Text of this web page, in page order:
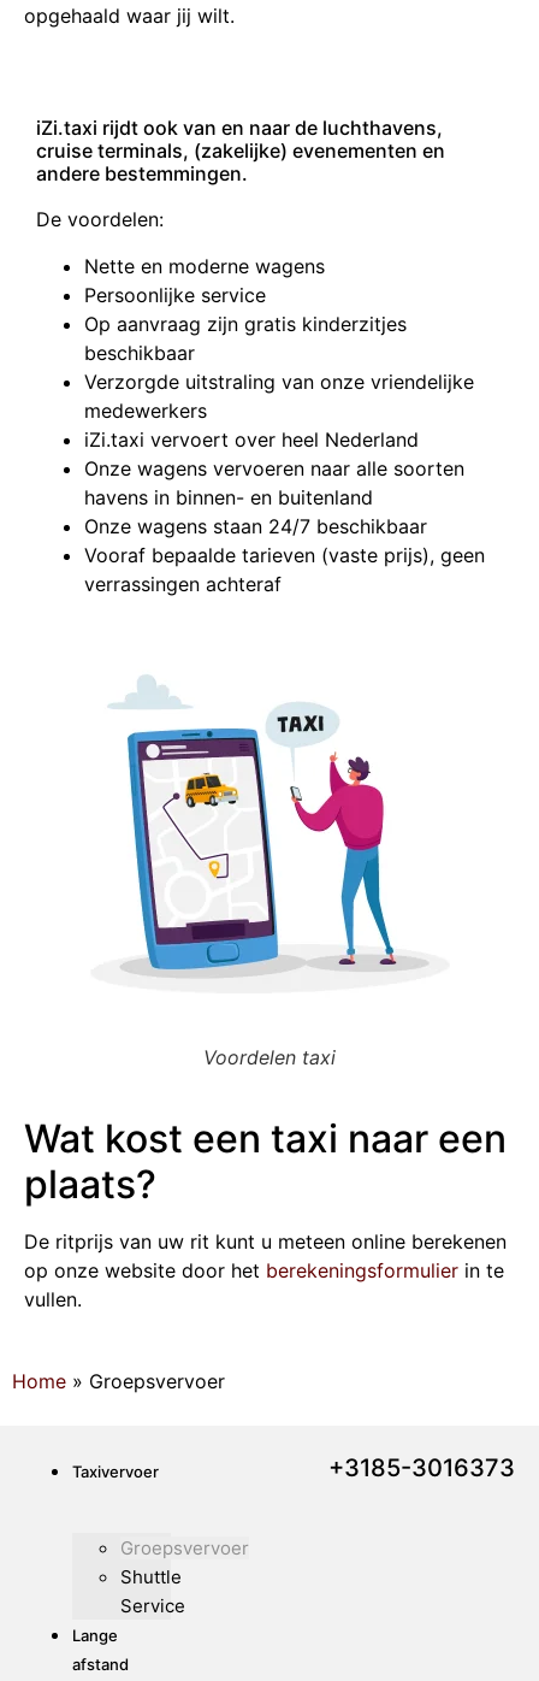
opgehaald waar jij wilt.
iZi.taxi rijdt ook van en naar de luchthavens,
cruise terminals, (zakelijke) evenementen en
andere bestemmingen.
De voordelen:
Nette en moderne wagens
Persoonlijke service
Op aanvraag zijn gratis kinderzitjes
beschikbaar
Verzorgde uitstraling van onze vriendelijke
medewerkers
iZi.taxi vervoert over heel Nederland
Onze wagens vervoeren naar alle soorten
havens in binnen- en buitenland
Onze wagens staan 24/7 beschikbaar
Vooraf bepaalde tarieven (vaste prijs), geen
verrassingen achteraf
Voordelen taxi
Wat kost een taxi naar een
plaats?
De ritprijs van uw rit kunt u meteen online berekenen
op onze website door het berekeningsformulier in te
vullen.
Home » Groepsvervoer
Taxivervoer
Groepsvervoer
Shuttle
Service
Lange
afstand
+3185-3016373